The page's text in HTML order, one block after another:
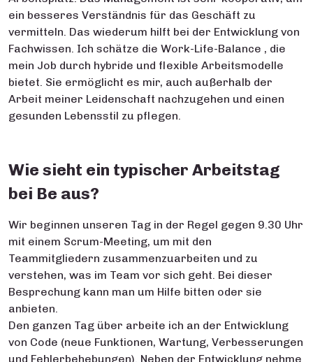
ein besseres Verständnis für das Geschäft zu
vermitteln. Das wiederum hilft bei der Entwicklung von
Fachwissen. Ich schätze die Work-Life-Balance , die
mein Job durch hybride und flexible Arbeitsmodelle
bietet. Sie ermöglicht es mir, auch außerhalb der
Arbeit meiner Leidenschaft nachzugehen und einen
gesunden Lebensstil zu pflegen.
Wie sieht ein typischer Arbeitstag
bei Be aus?
Wir beginnen unseren Tag in der Regel gegen 9.30 Uhr
mit einem Scrum-Meeting, um mit den
Teammitgliedern zusammenzuarbeiten und zu
verstehen, was im Team vor sich geht. Bei dieser
Besprechung kann man um Hilfe bitten oder sie
anbieten.
Den ganzen Tag über arbeite ich an der Entwicklung
von Code (neue Funktionen, Wartung, Verbesserungen
und Fehlerbehebungen). Neben der Entwicklung nehme